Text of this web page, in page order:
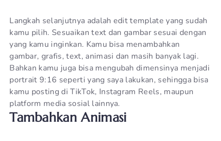
Langkah selanjutnya adalah edit template yang sudah
kamu pilih. Sesuaikan text dan gambar sesuai dengan
yang kamu inginkan. Kamu bisa menambahkan
gambar, grafis, text, animasi dan masih banyak lagi.
Bahkan kamu juga bisa mengubah dimensinya menjadi
portrait 9:16 seperti yang saya lakukan, sehingga bisa
kamu posting di TikTok, Instagram Reels, maupun
platform media sosial lainnya.
Tambahkan Animasi